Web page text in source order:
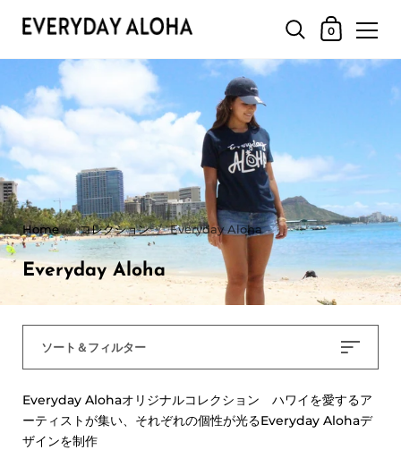
0
Home / コレクション / Everyday Aloha
Everyday Aloha
ソート＆フィルター
Everyday Alohaオリジナルコレクション ハワイを愛するア
ーティストが集い、 それぞれの個性が光るEveryday Alohaデ
ザインを制作